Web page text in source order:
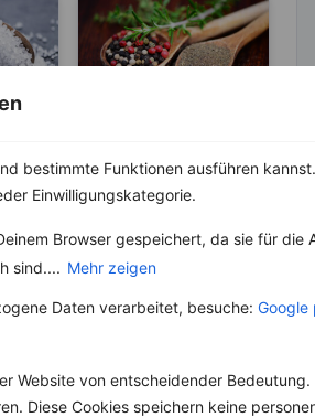
bestimmte Funktionen ausführen
Einwilligungskategorie.
Browser gespeichert, da sie für die
sind.... Mehr zeigen
Daten verarbeitet, besuche: Google
Website von entscheidender Bedeutung.
Diese Cookies speichern keine
Pfeffer- Die
Unterschiede
Sorten
Pfeffers ist die
Malabarküste in Indien.
Klima...